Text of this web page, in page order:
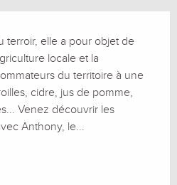
terroir, elle a pour objet de
locale et la
du territoire à une
cidre, jus de pomme,
Venez découvrir les
Anthony, le...